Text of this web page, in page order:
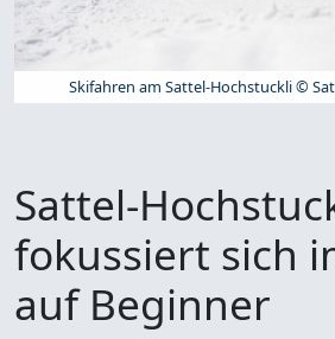
Skifahren am Sattel-Hochstuckli ©
Sattel-
fokussiert sich
auf Beginner